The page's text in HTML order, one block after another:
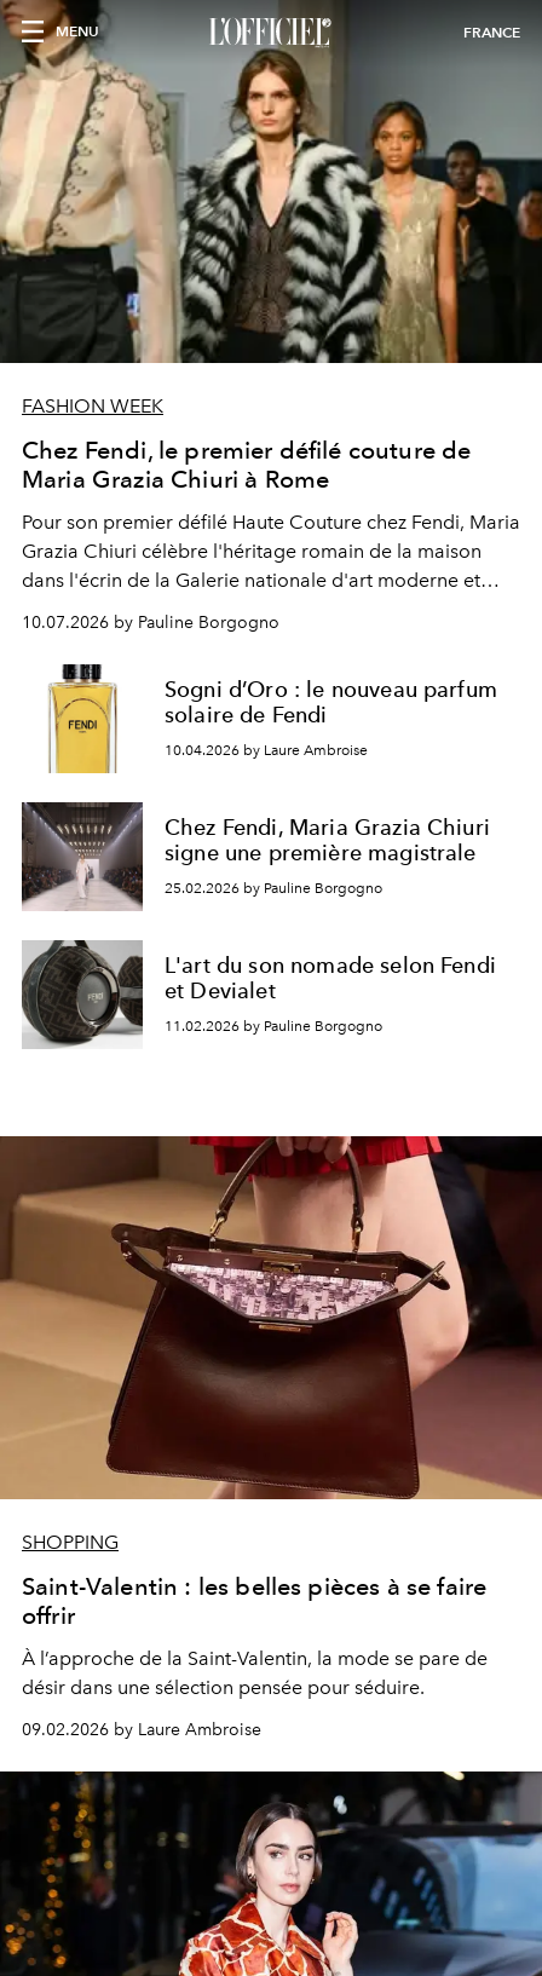
MENU FRANCE
FASHION WEEK
Chez Fendi, le premier défilé couture de
Maria Grazia Chiuri à Rome
Pour son premier défilé Haute Couture chez Fendi, Maria
Grazia Chiuri célèbre l'héritage romain de la maison
dans l'écrin de la Galerie nationale d'art moderne et
contemporain.
10.07.2026 by Pauline Borgogno
Sogni d’Oro : le nouveau parfum
solaire de Fendi
10.04.2026 by Laure Ambroise
Chez Fendi, Maria Grazia Chiuri
signe une première magistrale
25.02.2026 by Pauline Borgogno
L'art du son nomade selon Fendi
et Devialet
11.02.2026 by Pauline Borgogno
SHOPPING
Saint-Valentin : les belles pièces à se faire
offrir
À l’approche de la Saint-Valentin, la mode se pare de
désir dans une sélection pensée pour séduire.
09.02.2026 by Laure Ambroise